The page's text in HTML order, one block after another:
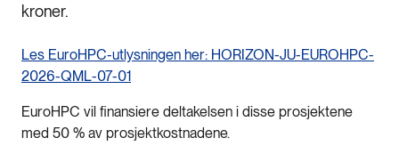
kroner.
Les EuroHPC-utlysningen her: HORIZON-JU-EUROHPC-
2026-QML-07-01
EuroHPC vil finansiere deltakelsen i disse prosjektene
med 50 % av prosjektkostnadene.